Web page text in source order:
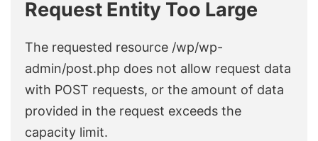
Request Entity Too Large
The requested resource /wp/wp-
admin/post.php does not allow request data
with POST requests, or the amount of data
provided in the request exceeds the
capacity limit.